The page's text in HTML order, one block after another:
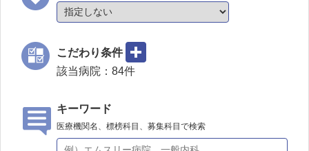
こだわり条件
該当病院： 84件
キーワード
医療機関名、標榜科目、募集科目で検索